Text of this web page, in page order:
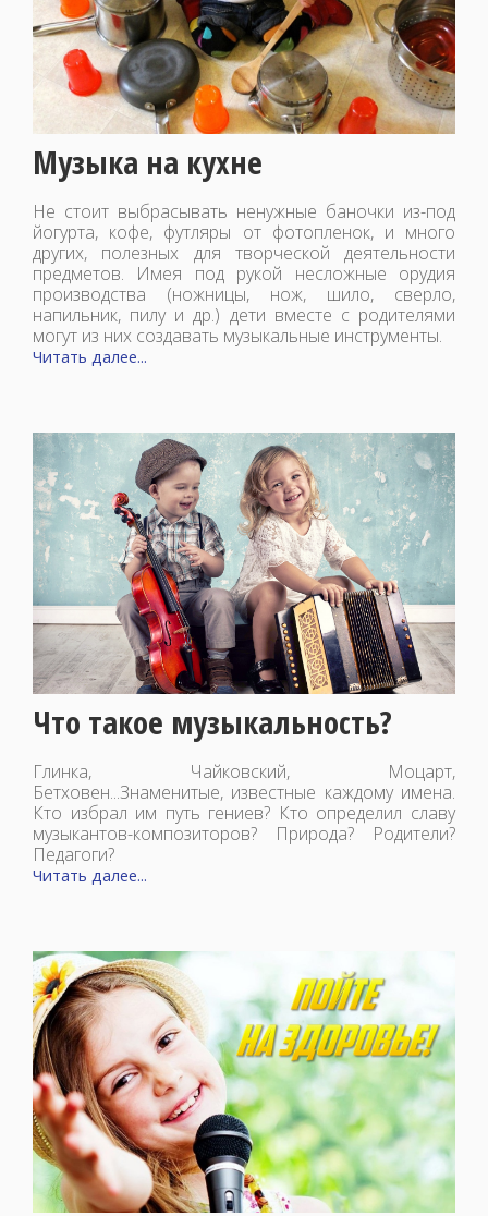
Музыка на кухне
Не стоит выбрасывать ненужные баночки из-под
йогурта, кофе, футляры от фотопленок, и много
других, полезных для творческой деятельности
предметов. Имея под рукой несложные орудия
производства (ножницы, нож, шило, сверло,
напильник, пилу и др.) дети вместе с родителями
могут из них создавать музыкальные инструменты.
Читать далее...
Что такое музыкальность?
Глинка, Чайковский, Моцарт,
Бетховен...Знаменитые, известные каждому имена.
Кто избрал им путь гениев? Кто определил славу
музыкантов-композиторов? Природа? Родители?
Педагоги?
Читать далее...